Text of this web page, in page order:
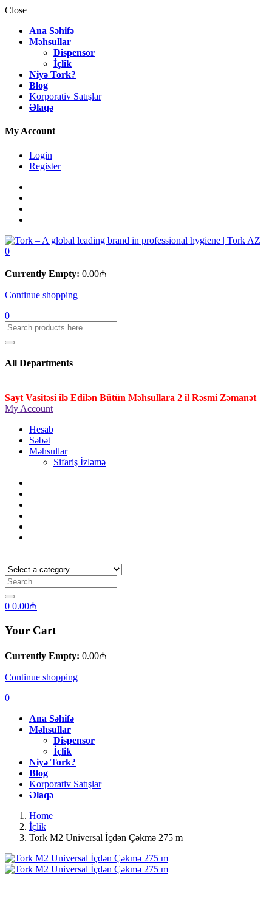
Close
Ana Səhifə
Məhsullar
Dispensor
İçlik
Niyə Tork?
Blog
Korporativ Satışlar
Əlaqə
My Account
Login
Register
0
Currently Empty: 0.00₼
Continue shopping
0
All Departments
Sayt Vasitəsi ilə Edilən Bütün Məhsullara 2 il Rəsmi Zəmanət
My Account
Hesab
Səbət
Məhsullar
Sifariş İzləmə
0 0.00₼
Your Cart
Currently Empty: 0.00₼
Continue shopping
0
Ana Səhifə
Məhsullar
Dispensor
İçlik
Niyə Tork?
Blog
Korporativ Satışlar
Əlaqə
Home
İçlik
Tork M2 Universal İçdən Çəkmə 275 m